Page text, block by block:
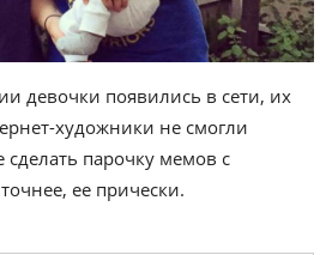
девочки появились в сети, их
художники не смогли
сделать парочку мемов с
ее прически.